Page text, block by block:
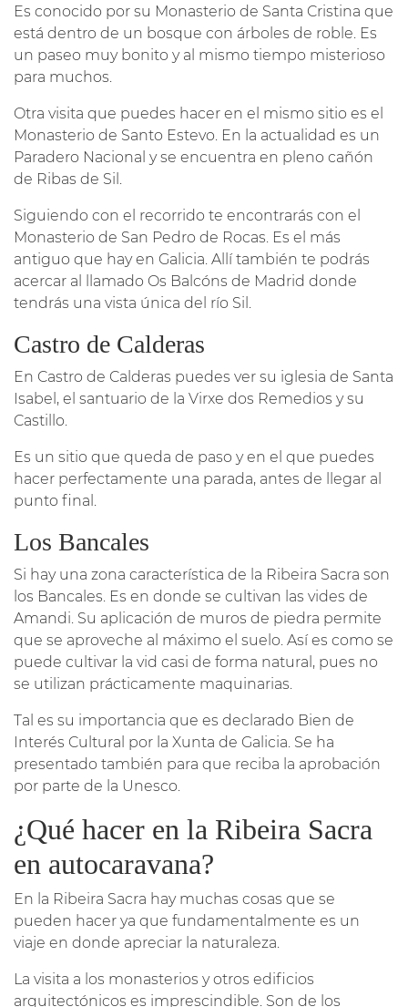
Es conocido por su Monasterio de Santa Cristina que
está dentro de un bosque con árboles de roble. Es
un paseo muy bonito y al mismo tiempo misterioso
para muchos.
Otra visita que puedes hacer en el mismo sitio es el
Monasterio de Santo Estevo. En la actualidad es un
Paradero Nacional y se encuentra en pleno cañón
de Ribas de Sil.
Siguiendo con el recorrido te encontrarás con el
Monasterio de San Pedro de Rocas. Es el más
antiguo que hay en Galicia. Allí también te podrás
acercar al llamado Os Balcóns de Madrid donde
tendrás una vista única del río Sil.
Castro de Calderas
En Castro de Calderas puedes ver su iglesia de Santa
Isabel, el santuario de la Virxe dos Remedios y su
Castillo.
Es un sitio que queda de paso y en el que puedes
hacer perfectamente una parada, antes de llegar al
punto final.
Los Bancales
Si hay una zona característica de la Ribeira Sacra son
los Bancales. Es en donde se cultivan las vides de
Amandi. Su aplicación de muros de piedra permite
que se aproveche al máximo el suelo. Así es como se
puede cultivar la vid casi de forma natural, pues no
se utilizan prácticamente maquinarias.
Tal es su importancia que es declarado Bien de
Interés Cultural por la Xunta de Galicia. Se ha
presentado también para que reciba la aprobación
por parte de la Unesco.
¿Qué hacer en la Ribeira Sacra
en autocaravana?
En la Ribeira Sacra hay muchas cosas que se
pueden hacer ya que fundamentalmente es un
viaje en donde apreciar la naturaleza.
La visita a los monasterios y otros edificios
arquitectónicos es imprescindible. Son de los